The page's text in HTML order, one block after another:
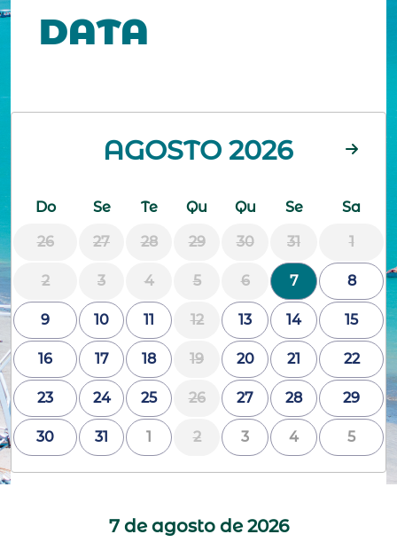
DATA
AGOSTO 2026
Do Se Te Qu Qu Se Sa
26 27 28 29 30 31 1
2 3 4 5 6 7 8
9 10 11 12 13 14 15
16 17 18 19 20 21 22
23 24 25 26 27 28 29
30 31 1 2 3 4 5
7 de agosto de 2026